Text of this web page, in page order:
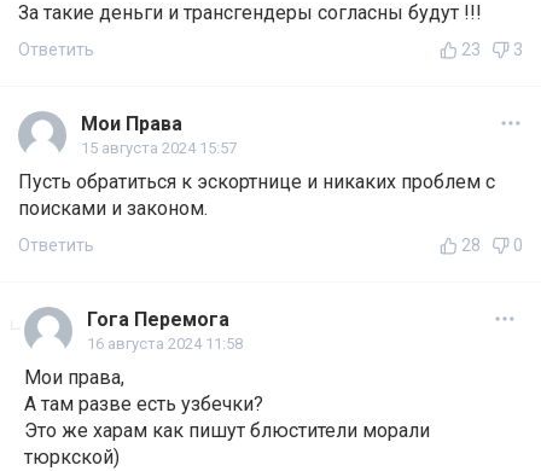
За такие деньги и трансгендеры согласны будут !!!
Ответить 23 3
Мои Права
15 августа 2024 15:57
Пусть обратиться к эскортнице и никаких проблем с
поисками и законом.
Ответить 28 0
Гога Перемога
16 августа 2024 11:58
Мои права,
А там разве есть узбечки?
Это же харам как пишут блюстители морали
тюркской)